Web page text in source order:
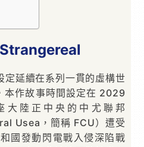
定延續在系列一貫的虛構世
作故事時間設定在 2029
大陸正中央的中尤聯邦
Usea，簡稱 FCU）遭受
國發動閃電戰入侵深陷戰